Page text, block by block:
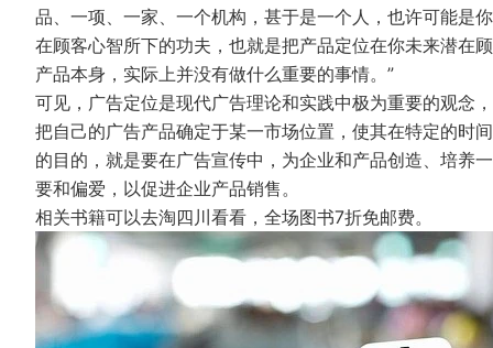
品、一项、一家、一个机构，甚于是一个人，也许可能是
在顾客心智所下的功夫，也就是把产品定位在你未来潜在
产品本身，实际上并没有做什么重要的事情。”
可见，广告定位是现代广告理论和实践中极为重要的观念
把自己的广告产品确定于某一市场位置，使其在特定的时
的目的，就是要在广告宣传中，为企业和产品创造、培养
要和偏爱，以促进企业产品销售。
相关书籍可以去淘四川看看，全场图书7折免邮费。